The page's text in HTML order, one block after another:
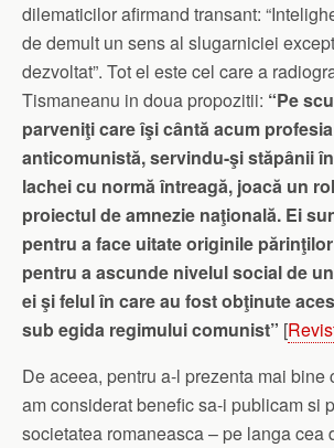
dilematicilor afirmand transant:
de demult un sens al slugarniciei
dezvoltat”. Tot el este cel care a
Tismaneanu in doua propozitii: “Pe
parveniţi care îşi cântă acum
anticomunistă, servindu-şi stăpânii
lachei cu normă întreagă, joacă un
proiectul de amnezie naţională. Ei
pentru a face uitate originile
pentru a ascunde nivelul social de
ei şi felul în care au fost obţinute
sub egida regimului comunist” [
De aceea, pentru a-l prezenta mai bine
am considerat benefic sa-i publicam si
societatea romaneasca – pe langa cea